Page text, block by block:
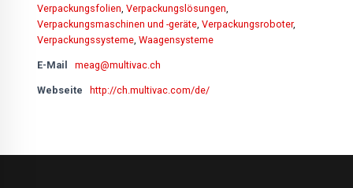
Verpackungsfolien, Verpackungslösungen,
Verpackungsmaschinen und -geräte, Verpackungsroboter,
Verpackungssysteme, Waagensysteme
E-Mail meag@multivac.ch
Webseite http://ch.multivac.com/de/